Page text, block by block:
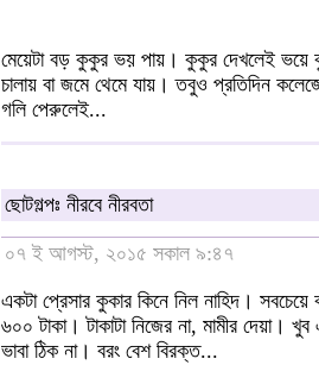
মেয়েটা বড় কুকুর ভয় পায়। কুকুর দেখলেই ভয়ে
চালায় বা জমে থেমে যায়। তবুও প্রতিদিন
গলি পেরুলেই...
ছোটগল্পঃ নীরবে নীরবতা
০৭ ই আগস্ট, ২০১৫ সকাল ৯:৪৭
একটা প্রেসার কুকার কিনে নিল নাহিদ। সবচেয়ে
৬০০ টাকা। টাকাটা নিজের না, মামীর দেয়া।
ভাবা ঠিক না। বরং বেশ বিরক্ত...